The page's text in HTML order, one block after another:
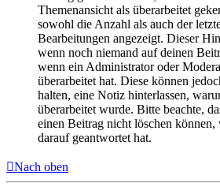
Themenansicht als überarbeitet
sowohl die Anzahl als auch der
Bearbeitungen angezeigt. Dieser
wenn noch niemand auf deinen
wenn ein Administrator oder
überarbeitet hat. Diese können
halten, eine Notiz hinterlassen,
überarbeitet wurde. Bitte beachte,
einen Beitrag nicht löschen können,
darauf geantwortet hat.
Nach oben